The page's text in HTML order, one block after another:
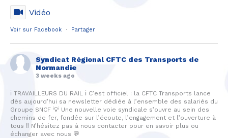
Vidéo
Voir sur Facebook · Partager
Syndicat Régional CFTC des Transports de
Normandie
3 weeks ago
ℹ️ TRAVAILLEURS DU RAIL ℹ️ C’est officiel : la CFTC Transports lance
dès aujourd’hui sa newsletter dédiée à l’ensemble des salariés du
Groupe SNCF 💡 Une nouvelle voie syndicale s’ouvre au sein des
chemins de fer, fondée sur l’écoute, l’engagement et l’ouverture à
tous ‼️ N’hésitez pas à nous contacter pour en savoir plus ou
échanger avec nous 💬